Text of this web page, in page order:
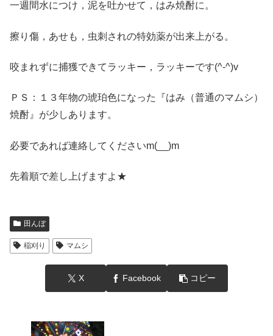
一週間水につけ，泥を吐かせて，はみ焼酎に。
擦り傷，あせも，虫刺されの特効薬が出来上がる。
咬まれずに捕獲できてラッキー，ラッキーです(^-^)v
ＰＳ：１３年物の琥珀色になった『はみ（普通のマムシ）
焼酎』が少しあります。
必要であれば連絡してくださいm(__)m
先着順で差し上げますよ★
田んぼ
稲刈り マムシ
X Facebook コピー